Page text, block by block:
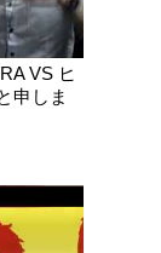
VS ヒ
申しま